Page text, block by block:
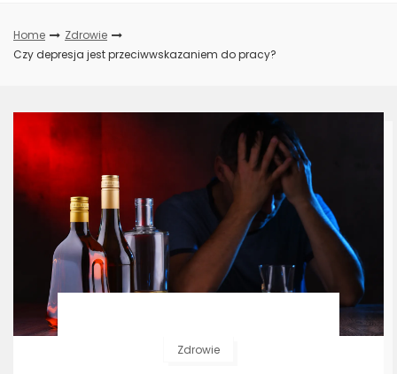
Home
Zdrowie
Czy depresja jest przeciwwskazaniem do pracy?
Zdrowie